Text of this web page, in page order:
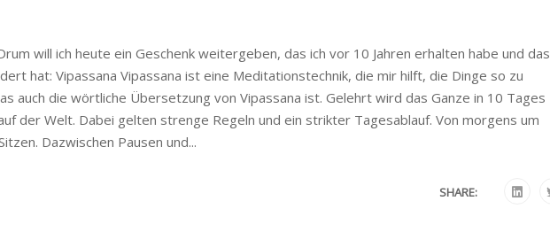
will ich heute ein Geschenk weitergeben, das ich vor 10 Jahren erhalten habe und das
hat: Vipassana Vipassana ist eine Meditationstechnik, die mir hilft, die Dinge so zu
auch die wörtliche Übersetzung von Vipassana ist. Gelehrt wird das Ganze in 10 Tages
der Welt. Dabei gelten strenge Regeln und ein strikter Tagesablauf. Von morgens um
Dazwischen Pausen und...
SHARE: